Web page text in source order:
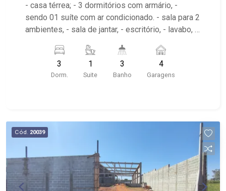
- casa térrea; - 3 dormitórios com armário, -
sendo 01 suíte com ar condicionado. - sala para 2
ambientes, - sala de jantar, - escritório, - lavabo, -
garagem para 4 automóveis. - varanda gourmet -
3
Dorm.
1
Suite
3
Banho
4
Garagens
Cód. 20039